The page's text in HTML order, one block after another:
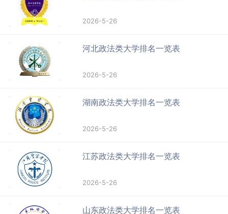
2026-5-26
河北政法类大学排名一览表
2026-5-26
湖南政法类大学排名一览表
2026-5-26
江苏政法类大学排名一览表
2026-5-26
山东政法类大学排名一览表